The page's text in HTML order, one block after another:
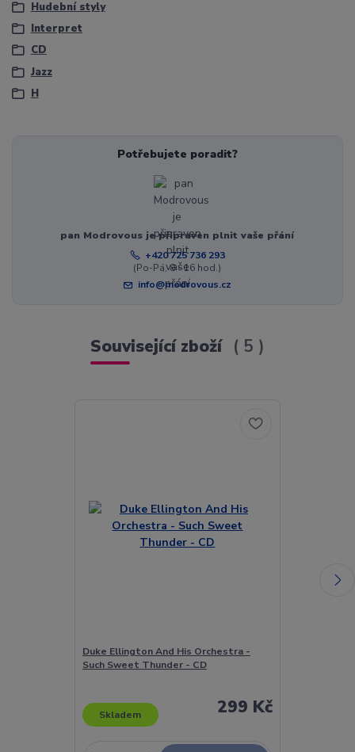
Hudební styly
Interpret
CD
Jazz
H
Potřebujete poradit?
pan Modrovous je připraven plnit vaše přání
+420 725 736 293
(Po-Pá, 8 - 16 hod.)
info@modrovous.cz
Související zboží 5
Duke Ellington And His Orchestra -
Such Sweet Thunder - CD
299 Kč
Skladem